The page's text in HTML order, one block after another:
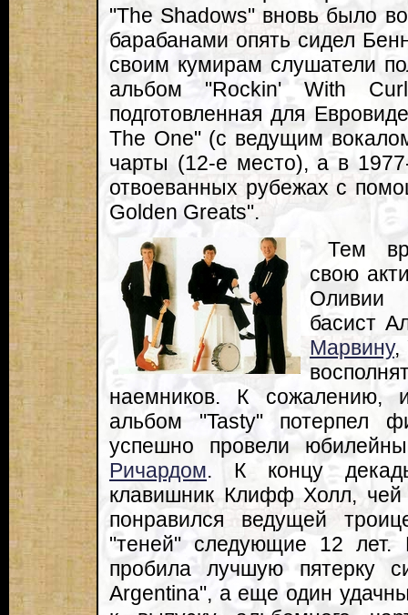
"The Shadows" вновь было
барабанами опять сидел
своим кумирам слушатели
альбом "Rockin' With
подготовленная для
The One" (с ведущим
чарты (12-е место), а в
отвоеванных рубежах с
Golden Greats".
Тем
свою
Оливии
басист
Марвину,
наемников. К сожалению,
альбом "Tasty" потерпел
успешно провели
Ричардом. К концу
клавишник Клифф Холл, чей
понравился ведущей
"теней" следующие 12 лет.
пробила лучшую пятерку
Argentina", а еще один